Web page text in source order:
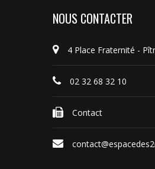
NOUS CONTACTER
4 Place Fraternité -
02 32 68 32 10
Contact